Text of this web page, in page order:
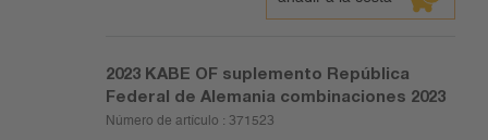
2023 KABE OF suplemento República
Federal de Alemania combinaciones 2023
Número de artículo : 371523